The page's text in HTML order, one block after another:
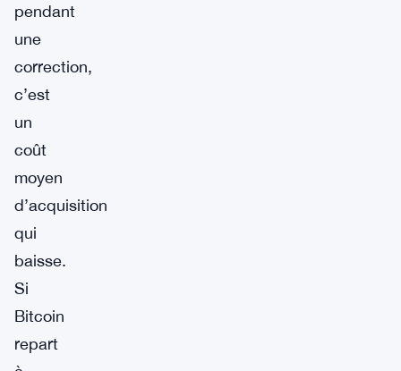
pendant
une
correction,
c’est
un
coût
moyen
d’acquisition
qui
baisse.
Si
Bitcoin
repart